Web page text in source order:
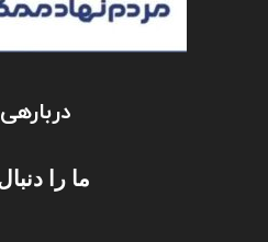
دربارهی
ما را دنبال